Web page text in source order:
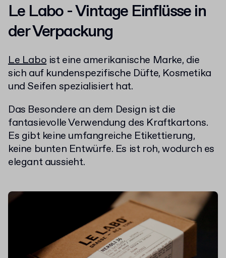
Le Labo - Vintage Einflüsse in
der Verpackung
Le Laboist eine amerikanische Marke, die
sich auf kundenspezifische Düfte, Kosmetika
und Seifen spezialisiert hat.
Das Besondere an dem Design ist die
fantasievolle Verwendung des Kraftkartons.
Es gibt keine umfangreiche Etikettierung,
keine bunten Entwürfe. Es ist roh, wodurch es
elegant aussieht.